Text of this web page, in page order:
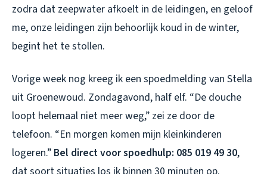
zodra dat zeepwater afkoelt in de leidingen, en geloof
me, onze leidingen zijn behoorlijk koud in de winter,
begint het te stollen.
Vorige week nog kreeg ik een spoedmelding van Stella
uit Groenewoud. Zondagavond, half elf. “De douche
loopt helemaal niet meer weg,” zei ze door de
telefoon. “En morgen komen mijn kleinkinderen
logeren.” Bel direct voor spoedhulp: 085 019 49 30,